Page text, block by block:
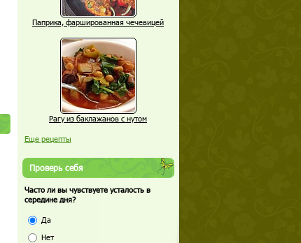
Паприка, фаршированная чечевицей
Рагу из баклажанов с нутом
Еще рецепты
Проверь себя
Часто ли вы чувствуете усталость в
середине дня?
Да
Нет